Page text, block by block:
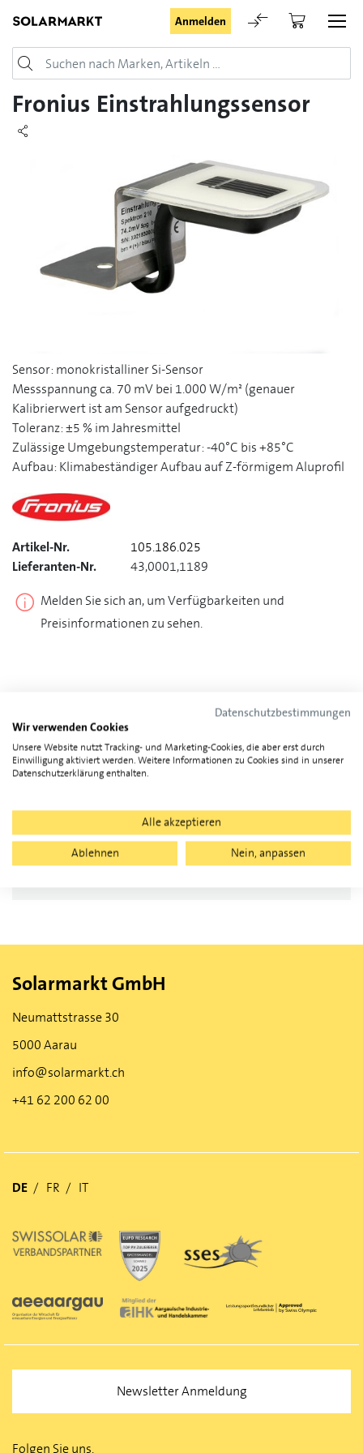
Anmelden
Login
Angemeldet bleiben
Anmelden
Passwort vergessen
Fronius Einstrahlungssensor
Sensor: monokristalliner Si-Sensor
Messspannung ca. 70 mV bei 1.000 W/m² (genauer
Kalibrierwert ist am Sensor aufgedruckt)
Toleranz: ±5 % im Jahresmittel
Zulässige Umgebungstemperatur: -40°C bis +85°C
Aufbau: Klimabeständiger Aufbau auf Z-förmigem Aluprofil
Artikel-Nr.
105.186.025
Lieferanten-Nr.
43,0001,1189
Melden Sie sich an, um Verfügbarkeiten und
Preisinformationen zu sehen.
Kategorie
40 mm
Solarmarkt GmbH
Neumattstrasse 30
5000 Aarau
info@solarmarkt.ch
+41 62 200 62 00
DE FR IT
Newsletter Anmeldung
Folgen Sie uns.
Datenschutzbestimmungen
Wir verwenden Cookies
Unsere Website nutzt Tracking- und Marketing-Cookies, die aber erst durch
Einwilligung aktiviert werden. Weitere Informationen zu Cookies sind in unserer
Datenschutzerklärung enthalten.
Alle akzeptieren
Ablehnen
Nein, anpassen